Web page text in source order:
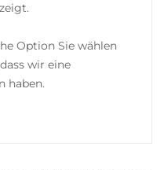
Option Sie wählen
wir eine
haben.